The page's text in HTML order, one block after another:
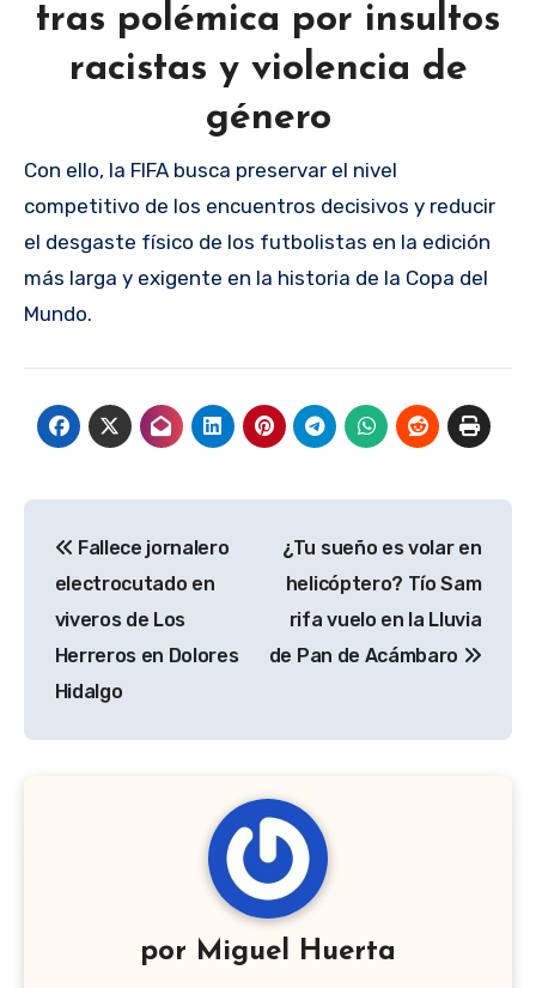
tras polémica por insultos
racistas y violencia de
género
Con ello, la FIFA busca preservar el nivel
competitivo de los encuentros decisivos y reducir
el desgaste físico de los futbolistas en la edición
más larga y exigente en la historia de la Copa del
Mundo.
de
entradas
Fallece jornalero
electrocutado en
viveros de Los
Herreros en Dolores
Hidalgo
¿Tu sueño es volar en
helicóptero? Tío Sam
rifa vuelo en la Lluvia
de Pan de Acámbaro
por Miguel Huerta